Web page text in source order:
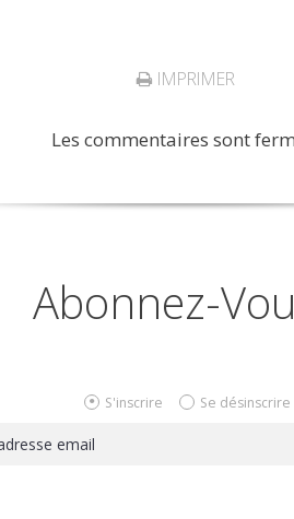
IMPRIMER
Les commentaires sont
Abonnez-
S'inscrire Se désinscrire